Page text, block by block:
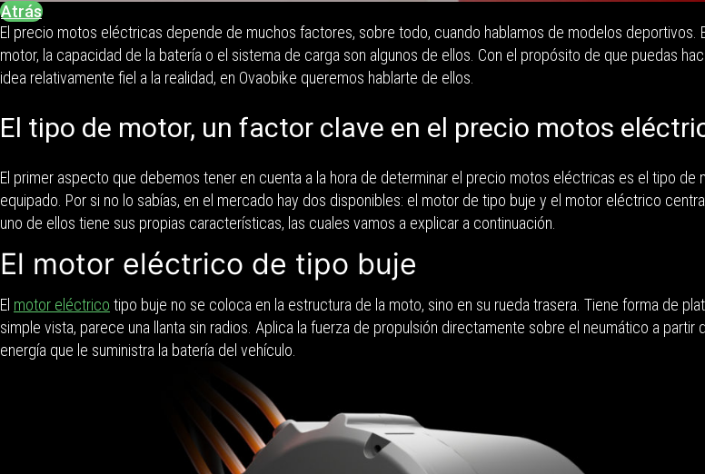
Atrás
El precio motos eléctricas depende de muchos factores, sobre todo, cuando hablamos de modelos deportivos.
motor, la capacidad de la batería o el sistema de carga son algunos de ellos. Con el propósito de que puedas
idea relativamente fiel a la realidad, en Ovaobike queremos hablarte de ellos.
El tipo de motor, un factor clave en el precio motos
El primer aspecto que debemos tener en cuenta a la hora de determinar el precio motos eléctricas es el tipo de
equipado. Por si no lo sabías, en el mercado hay dos disponibles: el motor de tipo buje y el motor eléctrico
uno de ellos tiene sus propias características, las cuales vamos a explicar a continuación.
El motor eléctrico de tipo buje
El motor eléctrico tipo buje no se coloca en la estructura de la moto, sino en su rueda trasera. Tiene forma de
simple vista, parece una llanta sin radios. Aplica la fuerza de propulsión directamente sobre el neumático a partir
energía que le suministra la batería del vehículo.